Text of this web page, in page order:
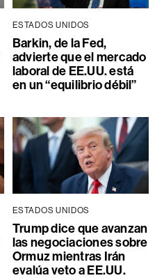
ESTADOS UNIDOS
Barkin, de la Fed,
advierte que el mercado
laboral de EE.UU. está
en un “equilibrio débil”
ESTADOS UNIDOS
Trump dice que avanzan
las negociaciones sobre
Ormuz mientras Irán
evalúa veto a EE.UU.